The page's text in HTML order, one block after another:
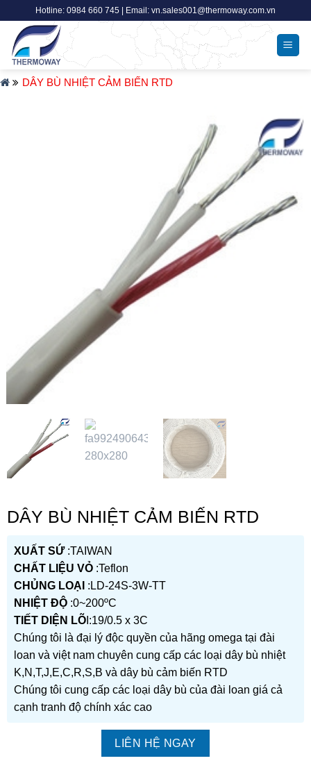
content
Hotline: 0984 660 745 | Email: vn.sales001@thermoway.com.vn
DÂY BÙ NHIỆT CẢM BIẾN RTD
DÂY BÙ NHIỆT CẢM BIẾN RTD
XUẤT SỨ:TAIWAN
CHẤT LIỆU VỎ:Teflon
CHỦNG LOẠI :LD-24S-3W-TT
NHIỆT ĐỘ:0~200ºC
TIẾT DIỆN LÕI:19/0.5 x 3C
Chúng tôi là đại lý độc quyền của hãng omega tại đài
loan và việt nam chuyên cung cấp các loại dây bù nhiệt
K,N,T,J,E,C,R,S,B và dây bù cảm biến RTD
Chúng tôi cung cấp các loại dây bù của đài loan giá cả
cạnh tranh độ chính xác cao
LIÊN HỆ NGAY